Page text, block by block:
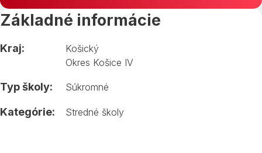
Základné informácie
Kraj:
Košický
Okres Košice IV
Typ školy: Súkromné
Kategórie: Stredné školy